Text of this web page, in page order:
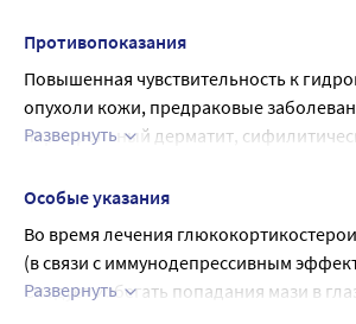
Противопоказания
Повышенная чувствительность к
опухоли кожи, предраковые
периоральный дерматит,
Развернуть
Особые указания
Во время лечения
(в связи с иммунодепрессивным
Следует избегать попадания мази в
Развернуть